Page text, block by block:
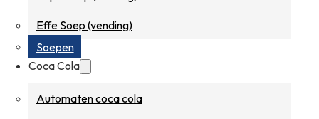
Effe Soep (vending)
Soepen
Coca Cola
Automaten coca cola